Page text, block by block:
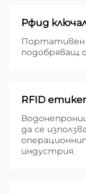
Рфид
Портативен
подобряващ
RFID
да се
индустрия.